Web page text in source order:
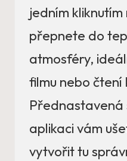
jedním
přepnete do
atmosféry,
filmu nebo čtení
Přednastavená
aplikaci vám
vytvořit tu